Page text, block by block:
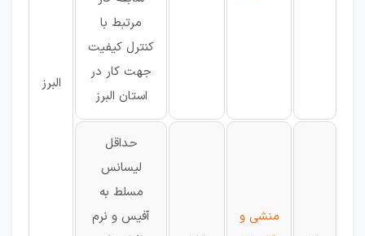
مرتبط با
کنترل کیفیت
جهت کار در
استان البرز
البرز
منشی و
حداقل
لیسانس
مسلط به
آفیس و نرم